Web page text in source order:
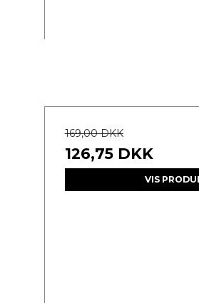
169,00 DKK
126,75 DKK
VIS